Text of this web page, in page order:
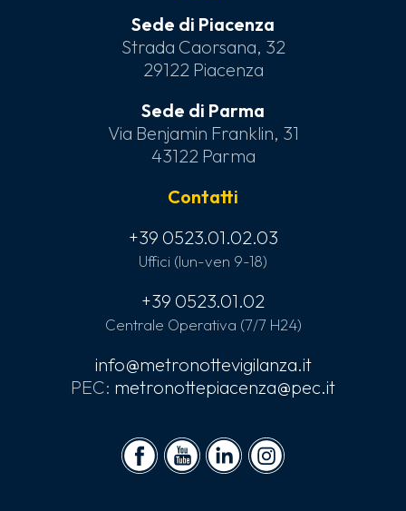
Sede di Piacenza
Strada Caorsana, 32
29122 Piacenza
Sede di Parma
Via Benjamin Franklin, 31
43122 Parma
Contatti
+39 0523.01.02.03
Uffici (lun-ven 9-18)
+39 0523.01.02
Centrale Operativa (7/7 H24)
info@metronottevigilanza.it
PEC: metronottepiacenza@pec.it